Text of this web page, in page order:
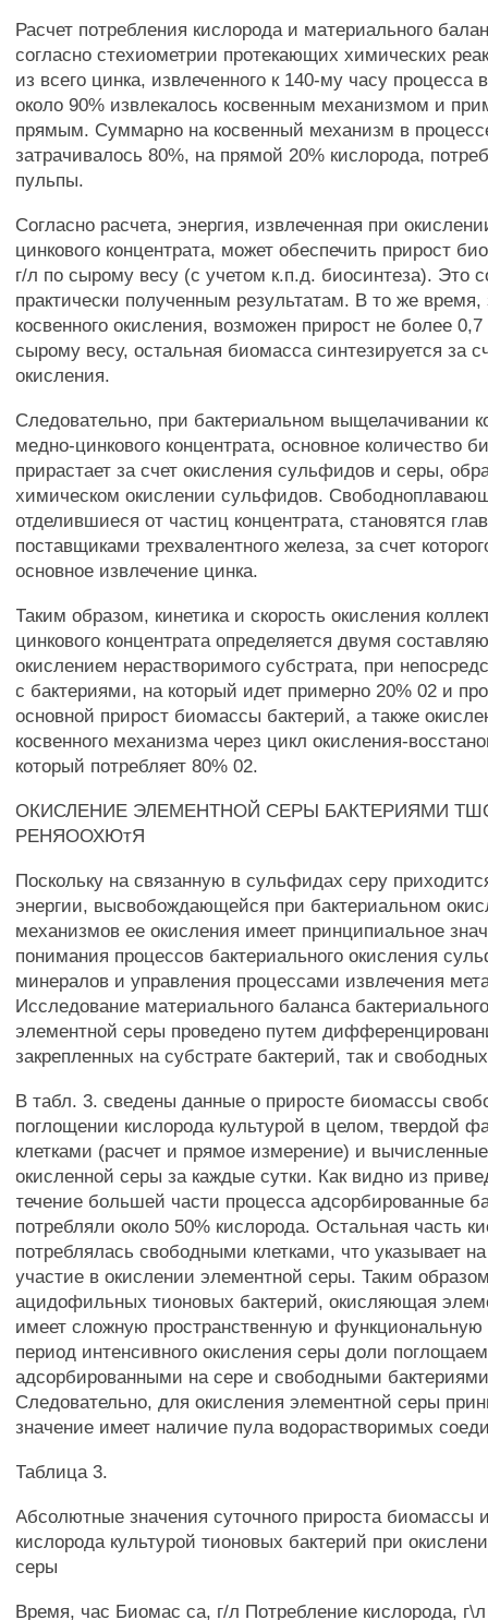
Расчет потребления кислорода и материального
согласно стехиометрии протекающих химических
из всего цинка, извлеченного к 140-му часу
около 90% извлекалось косвенным механизмом и
прямым. Суммарно на косвенный механизм в
затрачивалось 80%, на прямой 20% кислорода,
пульпы.
Согласно расчета, энергия, извлеченная при
цинкового концентрата, может обеспечить прирост
г/л по сырому весу (с учетом к.п.д. биосинтеза). Это
практически полученным результатам. В то же время,
косвенного окисления, возможен прирост не более
сырому весу, остальная биомасса синтезируется за
окисления.
Следовательно, при бактериальном выщелачивании
медно-цинкового концентрата, основное количество
прирастает за счет окисления сульфидов и серы,
химическом окислении сульфидов.
отделившиеся от частиц концентрата, становятся
поставщиками трехвалентного железа, за счет
основное извлечение цинка.
Таким образом, кинетика и скорость окисления
цинкового концентрата определяется двумя
окислением нерастворимого субстрата, при
с бактериями, на который идет примерно 20% 02 и
основной прирост биомассы бактерий, а также
косвенного механизма через цикл окисления-
который потребляет 80% 02.
ОКИСЛЕНИЕ ЭЛЕМЕНТНОЙ СЕРЫ БАКТЕРИЯМИ
РЕНЯООХЮтЯ
Поскольку на связанную в сульфидах серу
энергии, высвобождающейся при бактериальном
механизмов ее окисления имеет принципиальное
понимания процессов бактериального окисления
минералов и управления процессами извлечения
Исследование материального баланса
элементной серы проведено путем
закрепленных на субстрате бактерий, так и
В табл. 3. сведены данные о приросте биомассы
поглощении кислорода культурой в целом, твердой
клетками (расчет и прямое измерение) и
окисленной серы за каждые сутки. Как видно из
течение большей части процесса адсорбированные
потребляли около 50% кислорода. Остальная часть
потреблялась свободными клетками, что указывает
участие в окислении элементной серы. Таким
ацидофильных тионовых бактерий, окисляющая
имеет сложную пространственную и функциональную
период интенсивного окисления серы доли
адсорбированными на сере и свободными
Следовательно, для окисления элементной серы
значение имеет наличие пула водорастворимых
Таблица 3.
Абсолютные значения суточного прироста биомассы
кислорода культурой тионовых бактерий при
серы
Время, час Биомас са, г/л Потребление кислорода,